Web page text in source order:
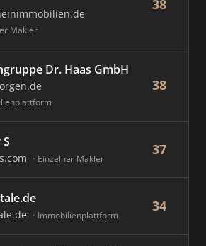
Makler
38
Dr. Haas GmbH
38
Einzelner Makler
37
Immobilienplattform
34